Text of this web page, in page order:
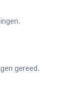
gereed.